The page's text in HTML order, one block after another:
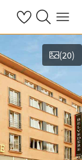
OmatHaku Valikko
(20)